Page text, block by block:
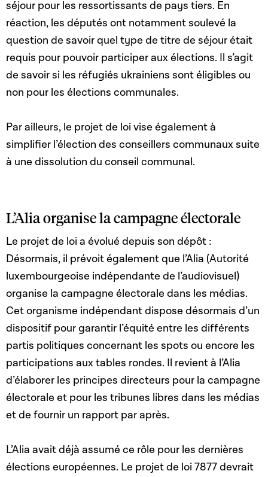
séjour pour les ressortissants de pays tiers. En
réaction, les députés ont notamment soulevé la
question de savoir quel type de titre de séjour était
requis pour pouvoir participer aux élections. Il s’agit
de savoir si les réfugiés ukrainiens sont éligibles ou
non pour les élections communales.
Par ailleurs, le projet de loi vise également à
simplifier l’élection des conseillers communaux suite
à une dissolution du conseil communal.
L’Alia organise la campagne électorale
Le projet de loi a évolué depuis son dépôt :
Désormais, il prévoit également que l’Alia (Autorité
luxembourgeoise indépendante de l’audiovisuel)
organise la campagne électorale dans les médias.
Cet organisme indépendant dispose désormais d’un
dispositif pour garantir l’équité entre les différents
partis politiques concernant les spots ou encore les
participations aux tables rondes. Il revient à l’Alia
d’élaborer les principes directeurs pour la campagne
électorale et pour les tribunes libres dans les médias
et de fournir un rapport par après.
L’Alia avait déjà assumé ce rôle pour les dernières
élections européennes. Le projet de loi 7877 devrait